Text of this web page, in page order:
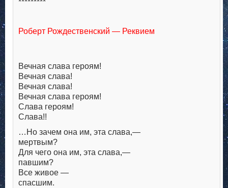
*********
Роберт Рождественский — Реквием
Вечная слава героям!
Вечная слава!
Вечная слава!
Вечная слава героям!
Слава героям!
Слава!!
…Но зачем она им, эта слава,—
мертвым?
Для чего она им, эта слава,—
павшим?
Все живое —
спасшим.